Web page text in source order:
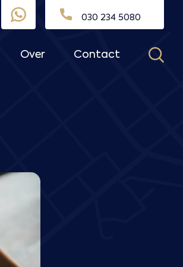
030 234 5080
Over Contact